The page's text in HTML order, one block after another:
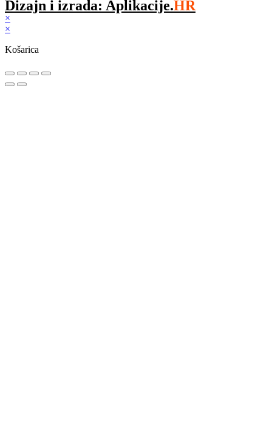
Dizajn i izrada: Aplikacije.HR
×
×
Košarica